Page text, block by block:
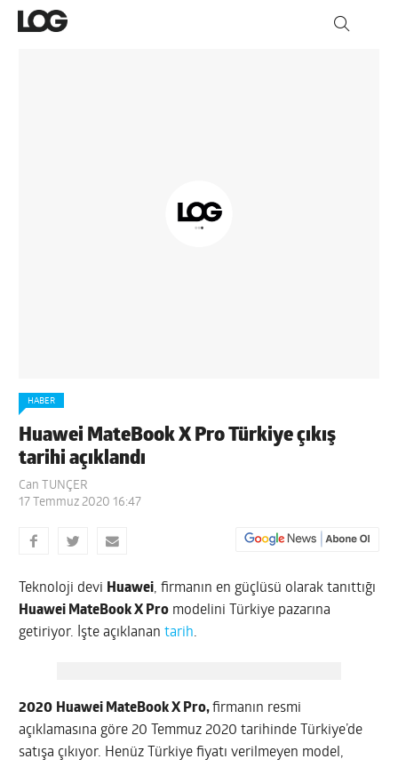
HABER
Huawei MateBook X Pro Türkiye çıkış
tarihi açıklandı
Can TUNÇER
17 Temmuz 2020 16:47
Teknoloji devi Huawei, firmanın en güçlüsü olarak tanıttığı
Huawei MateBook X Pro modelini Türkiye pazarına
getiriyor. İşte açıklanantarih.
2020 Huawei MateBook X Pro,firmanın resmi
açıklamasına göre 20 Temmuz 2020 tarihinde Türkiye’de
satışa çıkıyor. Henüz Türkiye fiyatı verilmeyen model,